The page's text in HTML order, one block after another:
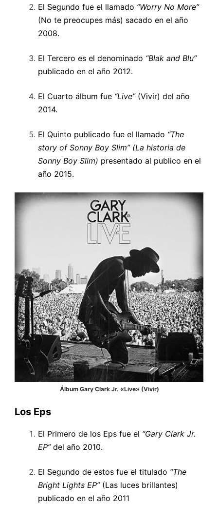
El Segundo fue el llamado “Worry No More”
(No te preocupes más) sacado en el año
2008.
El Tercero es el denominado “Blak and Blu”
publicado en el año 2012.
El Cuarto álbum fue “Live”(Vivir) del año
2014.
El Quinto publicado fue el llamado “The
story of Sonny Boy Slim” (La historia de
Sonny Boy Slim) presentado al publico en el
año 2015.
Álbum Gary Clark Jr. «Live» (Vivir)
Los Eps
El Primero de los Eps fue el “Gary Clark Jr.
EP”del año 2010.
El Segundo de estos fue el titulado “The
Bright Lights EP”(Las luces brillantes)
publicado en el año 2011